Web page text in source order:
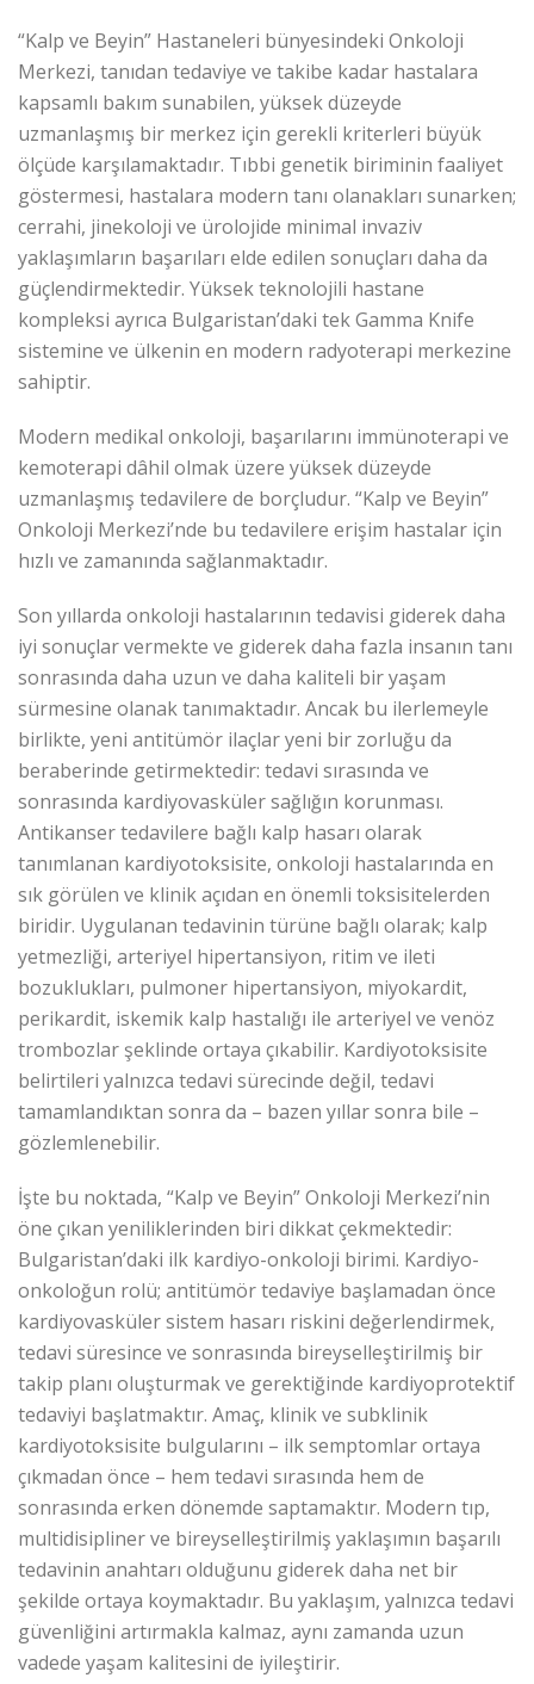
“Kalp ve Beyin” Hastaneleri bünyesindeki Onkoloji
Merkezi, tanıdan tedaviye ve takibe kadar hastalara
kapsamlı bakım sunabilen, yüksek düzeyde
uzmanlaşmış bir merkez için gerekli kriterleri büyük
ölçüde karşılamaktadır. Tıbbi genetik biriminin faaliyet
göstermesi, hastalara modern tanı olanakları sunarken;
cerrahi, jinekoloji ve ürolojide minimal invaziv
yaklaşımların başarıları elde edilen sonuçları daha da
güçlendirmektedir. Yüksek teknolojili hastane
kompleksi ayrıca Bulgaristan’daki tek Gamma Knife
sistemine ve ülkenin en modern radyoterapi merkezine
sahiptir.
Modern medikal onkoloji, başarılarını immünoterapi ve
kemoterapi dâhil olmak üzere yüksek düzeyde
uzmanlaşmış tedavilere de borçludur. “Kalp ve Beyin”
Onkoloji Merkezi’nde bu tedavilere erişim hastalar için
hızlı ve zamanında sağlanmaktadır.
Son yıllarda onkoloji hastalarının tedavisi giderek daha
iyi sonuçlar vermekte ve giderek daha fazla insanın tanı
sonrasında daha uzun ve daha kaliteli bir yaşam
sürmesine olanak tanımaktadır. Ancak bu ilerlemeyle
birlikte, yeni antitümör ilaçlar yeni bir zorluğu da
beraberinde getirmektedir: tedavi sırasında ve
sonrasında kardiyovasküler sağlığın korunması.
Antikanser tedavilere bağlı kalp hasarı olarak
tanımlanan kardiyotoksisite, onkoloji hastalarında en
sık görülen ve klinik açıdan en önemli toksisitelerden
biridir. Uygulanan tedavinin türüne bağlı olarak; kalp
yetmezliği, arteriyel hipertansiyon, ritim ve ileti
bozuklukları, pulmoner hipertansiyon, miyokardit,
perikardit, iskemik kalp hastalığı ile arteriyel ve venöz
trombozlar şeklinde ortaya çıkabilir. Kardiyotoksisite
belirtileri yalnızca tedavi sürecinde değil, tedavi
tamamlandıktan sonra da – bazen yıllar sonra bile –
gözlemlenebilir.
İşte bu noktada, “Kalp ve Beyin” Onkoloji Merkezi’nin
öne çıkan yeniliklerinden biri dikkat çekmektedir:
Bulgaristan’daki ilk kardiyo-onkoloji birimi. Kardiyo-
onkoloğun rolü; antitümör tedaviye başlamadan önce
kardiyovasküler sistem hasarı riskini değerlendirmek,
tedavi süresince ve sonrasında bireyselleştirilmiş bir
takip planı oluşturmak ve gerektiğinde kardiyoprotektif
tedaviyi başlatmaktır. Amaç, klinik ve subklinik
kardiyotoksisite bulgularını – ilk semptomlar ortaya
çıkmadan önce – hem tedavi sırasında hem de
sonrasında erken dönemde saptamaktır. Modern tıp,
multidisipliner ve bireyselleştirilmiş yaklaşımın başarılı
tedavinin anahtarı olduğunu giderek daha net bir
şekilde ortaya koymaktadır. Bu yaklaşım, yalnızca tedavi
güvenliğini artırmakla kalmaz, aynı zamanda uzun
vadede yaşam kalitesini de iyileştirir.